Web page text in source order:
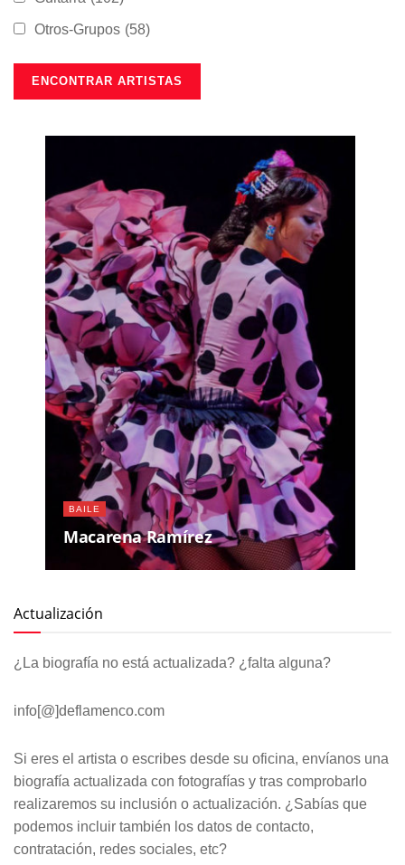
Otros-Grupos (58)
BAILE
Macarena Ramírez
Actualización
¿La biografía no está actualizada? ¿falta alguna?
info[@]deflamenco.com
Si eres el artista o escribes desde su oficina, envíanos una
biografía actualizada con fotografías y tras comprobarlo
realizaremos su inclusión o actualización. ¿Sabías que
podemos incluir también los datos de contacto,
contratación, redes sociales, etc?